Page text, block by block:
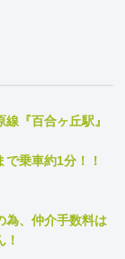
『百合ヶ丘駅』
で乗車約1分！！
為、仲介手数料は
！